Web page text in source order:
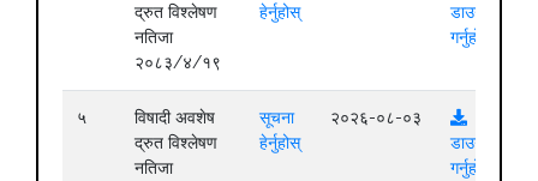
द्रुत विश्लेषण
नतिजा
२०८३/४/१९
हेर्नुहोस्
डाउनलोड
गर्नुहोस्
५
विषादी अवशेष
द्रुत विश्लेषण
नतिजा
सूचना
हेर्नुहोस्
२०२६-०८-०३
डाउनलोड
गर्नुहोस्